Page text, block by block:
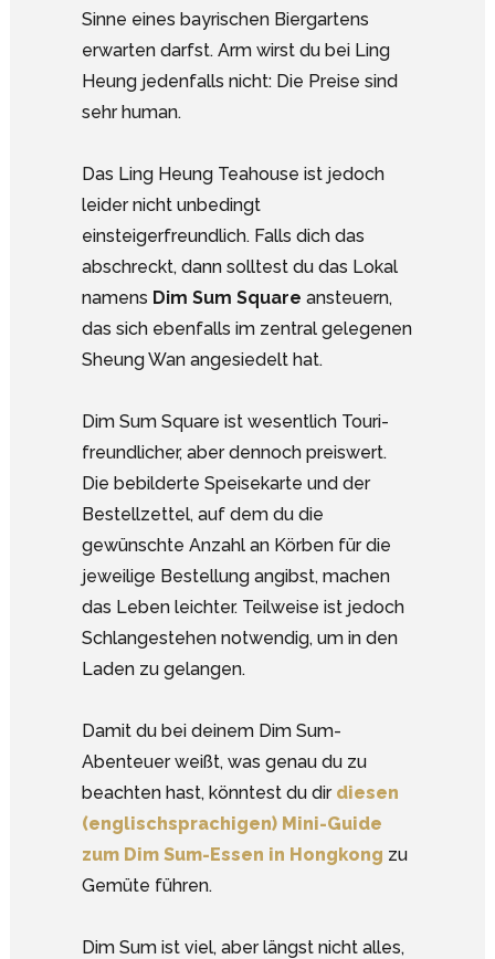
Sinne eines bayrischen Biergartens
erwarten darfst. Arm wirst du bei Ling
Heung jedenfalls nicht: Die Preise sind
sehr human.
Das Ling Heung Teahouse ist jedoch
leider nicht unbedingt
einsteigerfreundlich. Falls dich das
abschreckt, dann solltest du das Lokal
namens Dim Sum Square ansteuern,
das sich ebenfalls im zentral gelegenen
Sheung Wan angesiedelt hat.
Dim Sum Square ist wesentlich Touri-
freundlicher, aber dennoch preiswert.
Die bebilderte Speisekarte und der
Bestellzettel, auf dem du die
gewünschte Anzahl an Körben für die
jeweilige Bestellung angibst, machen
das Leben leichter. Teilweise ist jedoch
Schlangestehen notwendig, um in den
Laden zu gelangen.
Damit du bei deinem Dim Sum-
Abenteuer weißt, was genau du zu
beachten hast, könntest du dir diesen
(englischsprachigen) Mini-Guide
zum Dim Sum-Essen in Hongkong zu
Gemüte führen.
Dim Sum ist viel, aber längst nicht alles,